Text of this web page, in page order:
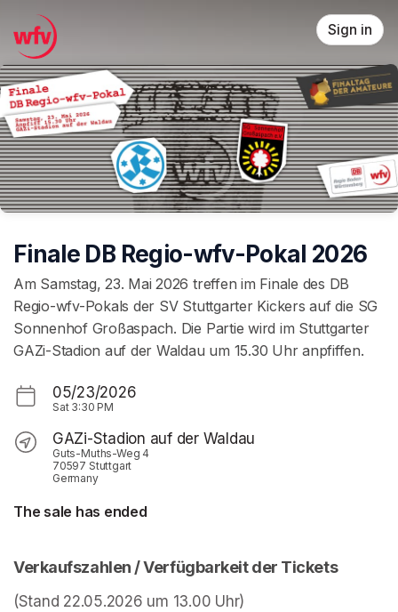
Skip header
Sign in
Finale DB Regio-wfv-Pokal 2026
Am Samstag, 23. Mai 2026 treffen im Finale des DB
Regio-wfv-Pokals der SV Stuttgarter Kickers auf die SG
Sonnenhof Großaspach. Die Partie wird im Stuttgarter
GAZi-Stadion auf der Waldau um 15.30 Uhr anpfiffen.
05/23/2026
Sat 3:30 PM
GAZi-Stadion auf der Waldau
Guts-Muths-Weg 4
70597 Stuttgart
Germany
The sale has ended
Verkaufszahlen / Verfügbarkeit der Tickets
(Stand 22.05.2026 um 13.00 Uhr)